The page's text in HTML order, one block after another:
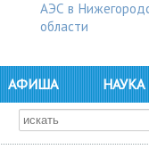
АЭС в
области
АФИША НАУКА